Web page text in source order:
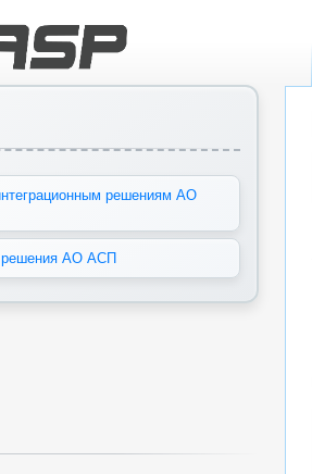
решениям АО
решения АО АСП